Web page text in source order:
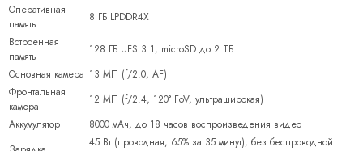
Оперативная
память
8 ГБ LPDDR4X
Встроенная
память
128 ГБ UFS 3.1, microSD до 2 ТБ
Основная камера 13 МП (f/2.0, AF)
Фронтальная
камера
12 МП (f/2.4, 120° FoV, ультраширокая)
Аккумулятор
8000 мАч, до 18 часов воспроизведения видео
45 Вт (проводная, 65% за 35 минут), без беспроводной